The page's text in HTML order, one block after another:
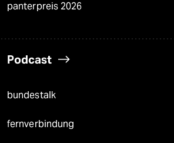
panterpreis 2026
Podcast
bundestalk
fernverbindung